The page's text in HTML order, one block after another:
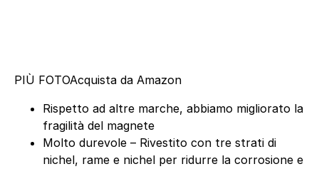
PIÙ FOTOAcquista da Amazon
Rispetto ad altre marche, abbiamo migliorato la
fragilità del magnete
Molto durevole – Rivestito con tre strati di
nichel, rame e nichel per ridurre la corrosione e